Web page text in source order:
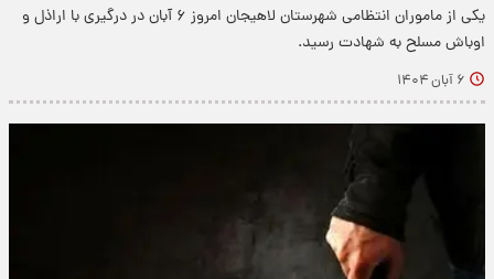
یکی از ماموران انتظامی شهرستان لاهیجان امروز ۶ آبان در درگیری با اراذل و
اوباش مسلح به شهادت رسید.
۶ آبان ۱۴۰۴